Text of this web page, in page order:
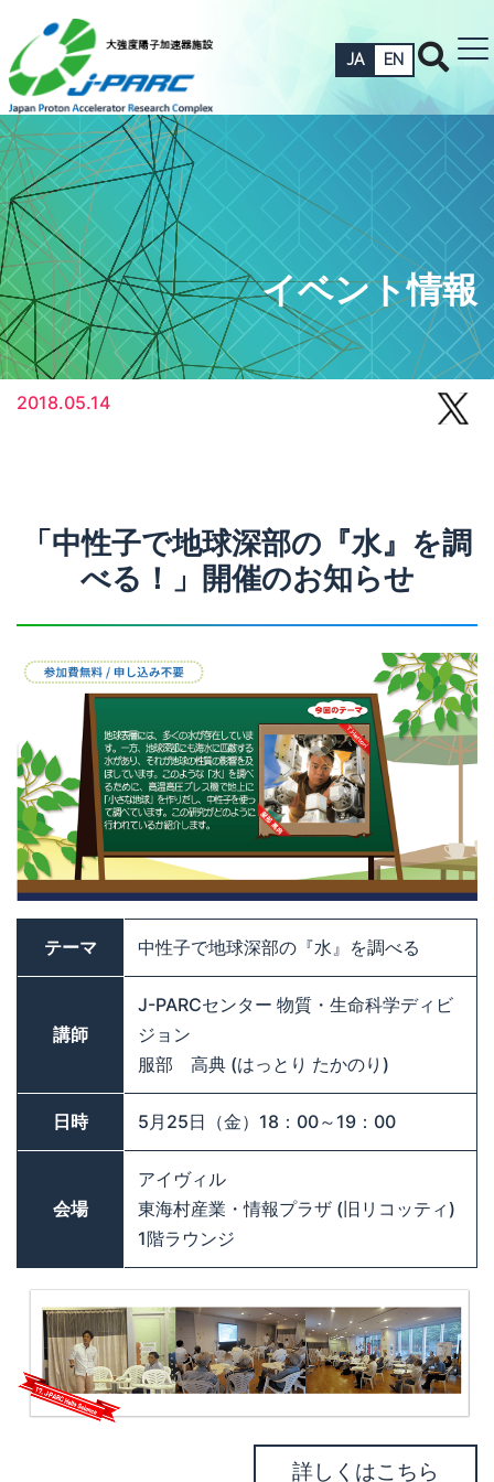
JA EN
イベント情報
2018.05.14
「中性子で地球深部の『水』を調
べる！」開催のお知らせ
テーマ 中性子で地球深部の『水』を調べる
講師
J-PARCセンター 物質・生命科学ディビ
ジョン
服部 高典 (はっとり たかのり)
日時 5月25日（金）18：00～19：00
会場
アイヴィル
東海村産業・情報プラザ (旧リコッティ)
1階ラウンジ
詳しくはこちら